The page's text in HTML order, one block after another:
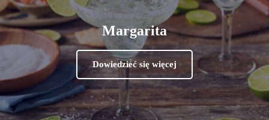
Margarita
Dowiedzieć się więcej